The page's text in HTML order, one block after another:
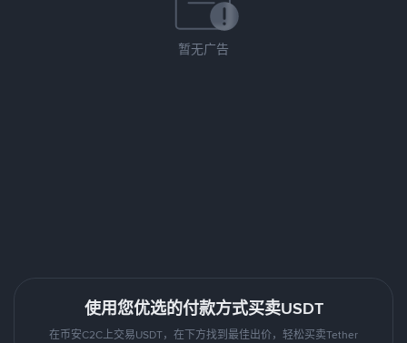
暂无广告
使用您优选的付款方式买卖USDT
在币安C2C上交易USDT，在下方找到最佳出价，轻松买卖Tether